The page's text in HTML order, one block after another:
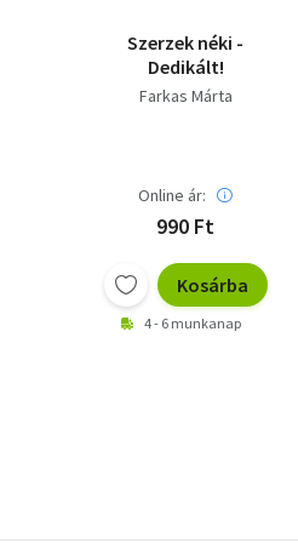
Szerzek néki -
Dedikált!
Farkas Márta
Online ár:
990 Ft
Kosárba
4 - 6 munkanap